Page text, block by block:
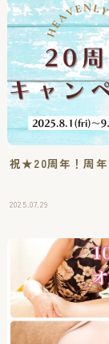
祝★20周年！周
2025.07.29